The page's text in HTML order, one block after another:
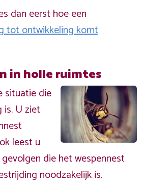
dan eerst hoe een
tot ontwikkeling komt
in holle ruimtes
situatie die
is. U ziet
leest u
die het wespennest
noodzakelijk is.